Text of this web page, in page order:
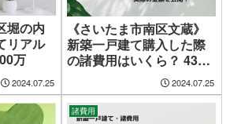
堀の内
リアル
万
2024.07.25
《さいたま市南区文蔵》
新築一戸建て購入した際
の諸費用はいくら？ 4300
2024.07.25
諸費用